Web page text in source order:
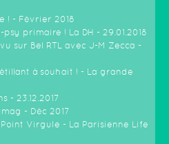
! - Février 2018
primaire ! La DH - 29.01.2018
sur Bel RTL avec J-M Zecca -
à souhait ! - La grande
- 23.12.2017
- Déc 2017
Virgule - La Parisienne Life